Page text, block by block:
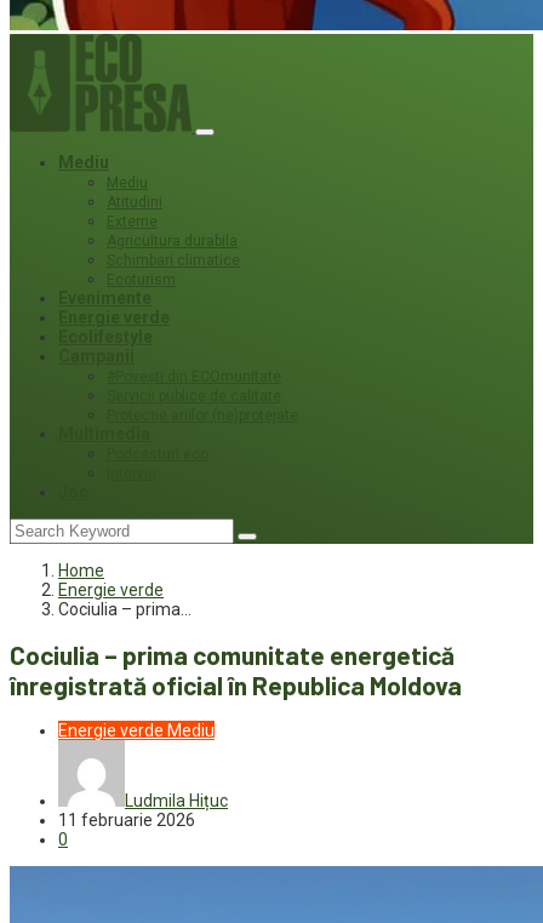
Mediu
Mediu
Atitudini
Externe
Agricultura durabila
Schimbari climatice
Ecoturism
Home
Energie verde
Cociulia – prima…
Cociulia – prima comunitate energetică
înregistrată oficial în Republica Moldova
Energie verde Mediu
Ludmila Hițuc
11 februarie 2026
0